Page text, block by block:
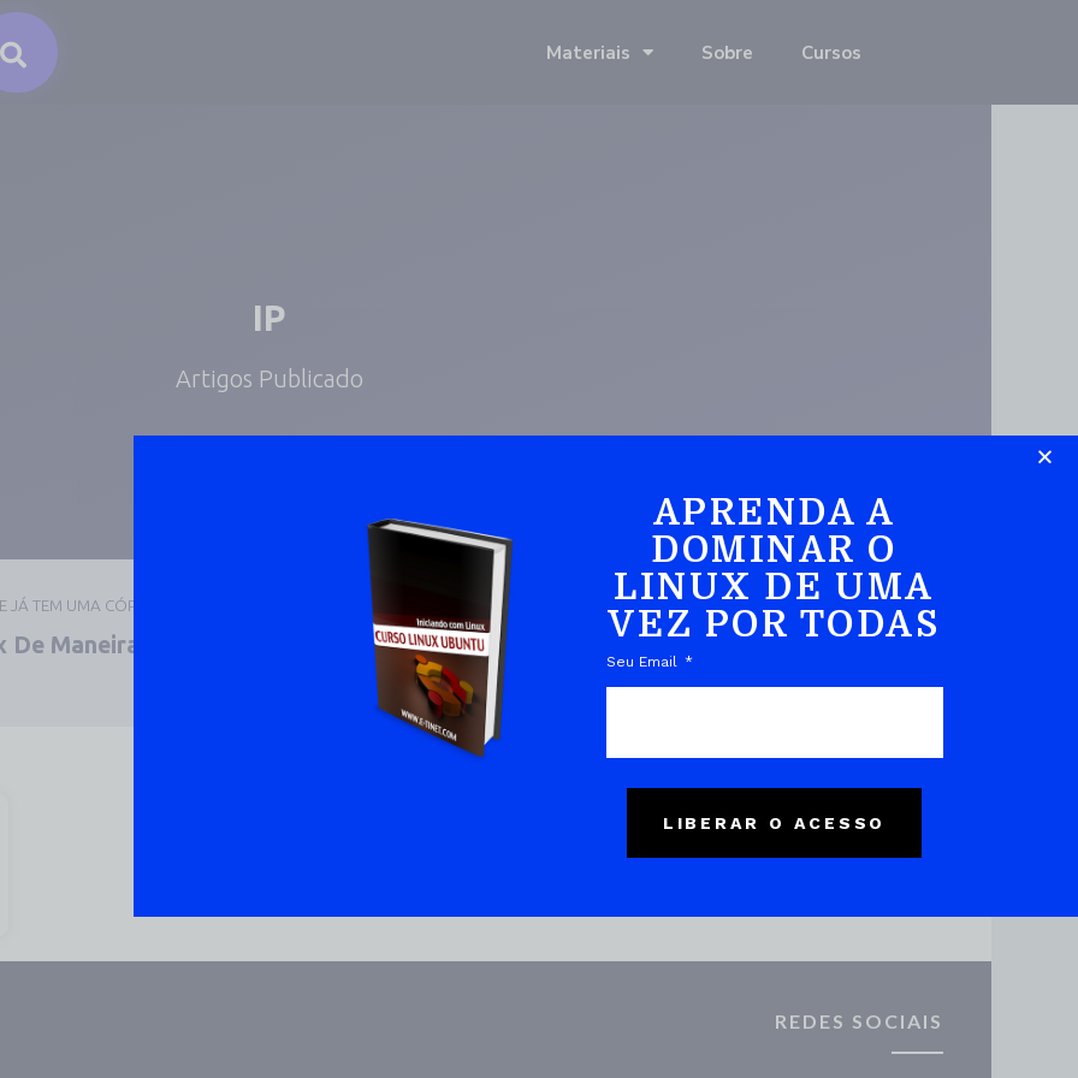
Materiais Sobre Cursos
IP
Artigos Publicado
TEM UMA CÓPIA
Maneira Prática E
DOWNLOAD DO EBOOK
REDES SOCIAIS
APRENDA A
DOMINAR O
LINUX DE UMA
VEZ POR TODAS
Seu Email
LIBERAR O ACESSO